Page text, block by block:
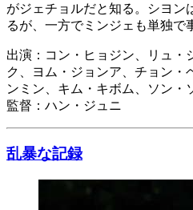
がジェチョルだと知る。シヨン
るが、一方でミンジェも単独で
出演：コン・ヒョジン、リュ・
ク、ヨム・ジョンア、チョン・
ンミン、キム・キボム、ソン・
監督：ハン・ジュニ
乱暴な記録